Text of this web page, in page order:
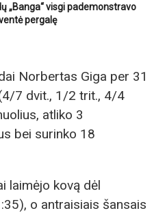
„Banga“ visgi pademonstravo
pergalę
Norbertas Giga per 31
7 dvit., 1/2 trit., 4/4
atliko 3
bei surinko 18
laimėjo kovą dėl
o antraisiais šansais